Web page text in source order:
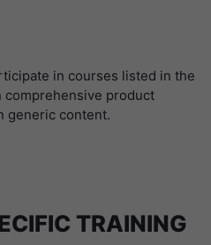
in courses listed in the
comprehensive product
generic content.
TRAINING
dieses Cookie, um eine
ID zu speichern, mit